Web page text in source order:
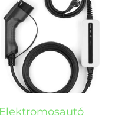
Elektromosautó